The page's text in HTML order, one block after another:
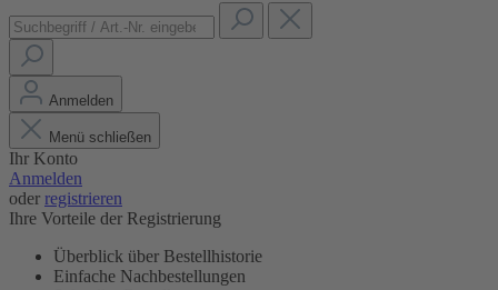
Anmelden
Menü schließen
Ihr Konto
Anmelden
oder registrieren
Ihre Vorteile der Registrierung
Überblick über Bestellhistorie
Einfache Nachbestellungen